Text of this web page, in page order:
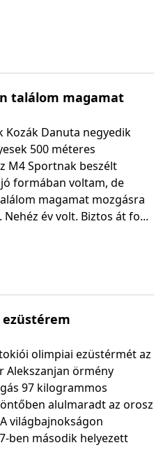
találom magamat
Danuta negyedik
500 méteres
M4 Sportnak beszélt
formában voltam, de
magamat mozgásra
év volt. Biztos át fo...
olimpiai ezüstérmét az
örmény
97 kilogrammos
alulmaradt az orosz
világbajnokságon
ben második helyezett